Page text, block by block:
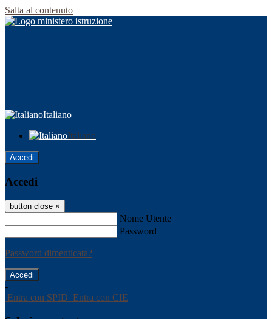
Salta al contenuto
Italiano
Italiano
Accedi
Accedi
button close ×
Nome Utente
Password
Password dimenticata?
-
Entra con SPID Entra con CIE